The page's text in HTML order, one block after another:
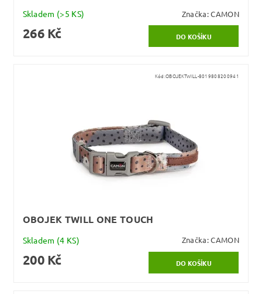
Skladem (>5 KS) Značka:CAMON
266 Kč
Kód:OBOJEKTWILL-8019808200941
OBOJEK TWILL ONE TOUCH
Skladem (4 KS) Značka:CAMON
200 Kč